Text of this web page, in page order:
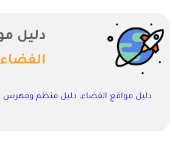
دليل
الفضاء
دليل مواقع الفضاء، دليل منظم وفهرس